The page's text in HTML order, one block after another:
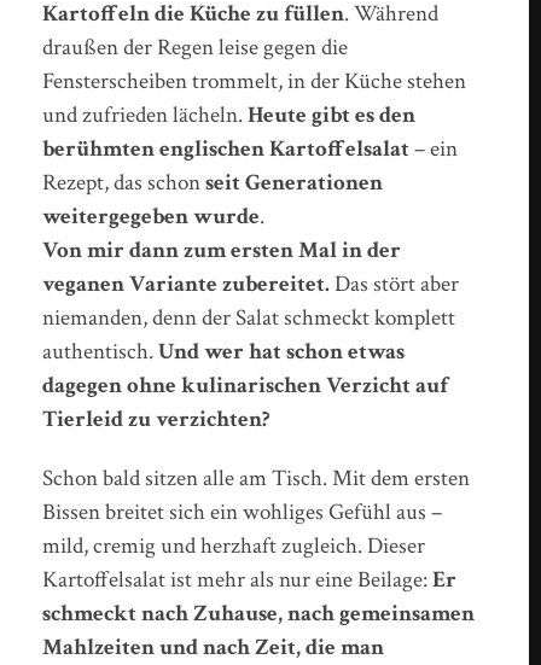
Kartoffeln die Küche zu füllen. Während
draußen der Regen leise gegen die
Fensterscheiben trommelt, in der Küche stehen
und zufrieden lächeln.Heute gibt es den
berühmten englischen Kartoffelsalat – ein
Rezept, das schonseit Generationen
weitergegeben wurde.
Von mir dann zum ersten Mal in der
veganen Variante zubereitet.Das stört aber
niemanden, denn der Salat schmeckt komplett
authentisch.Und wer hat schon etwas
dagegen ohne kulinarischen Verzicht auf
Tierleid zu verzichten?
Schon bald sitzen alle am Tisch. Mit dem ersten
Bissen breitet sich ein wohliges Gefühl aus –
mild, cremig und herzhaft zugleich. Dieser
Kartoffelsalat ist mehr als nur eine Beilage:Er
schmeckt nach Zuhause, nach gemeinsamen
Mahlzeiten und nach Zeit, die man